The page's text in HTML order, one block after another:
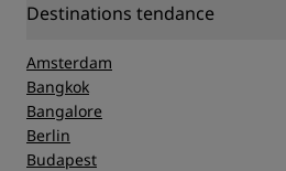
Destinations tendance
Amsterdam
Bangkok
Bangalore
Berlin
Budapest